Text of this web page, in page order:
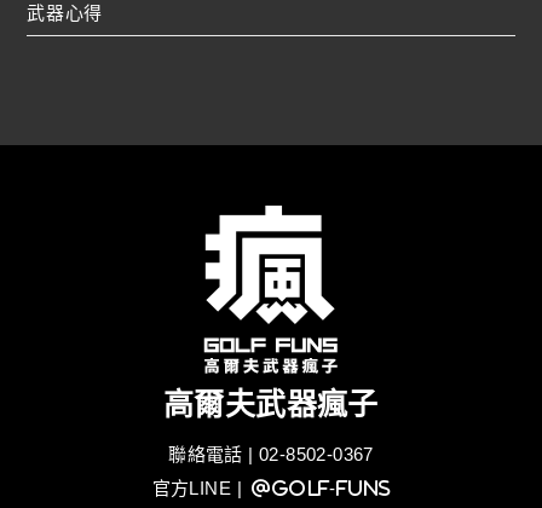
武器心得
高爾夫武器瘋子
聯絡電話 | 02-8502-0367
官方LINE | @golf-funs